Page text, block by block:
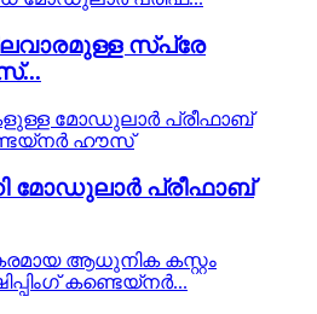
സ്പ്രേ
മോഡുലാർ പ്രീഫാബ്